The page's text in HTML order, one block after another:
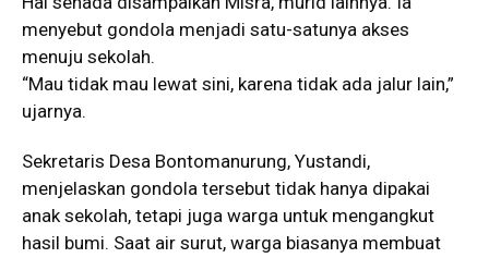
menyebut gondola menjadi satu-satunya akses
menuju sekolah.
“Mau tidak mau lewat sini, karena tidak ada jalur lain,”
ujarnya.
Sekretaris Desa Bontomanurung, Yustandi,
menjelaskan gondola tersebut tidak hanya dipakai
anak sekolah, tetapi juga warga untuk mengangkut
hasil bumi. Saat air surut, warga biasanya membuat